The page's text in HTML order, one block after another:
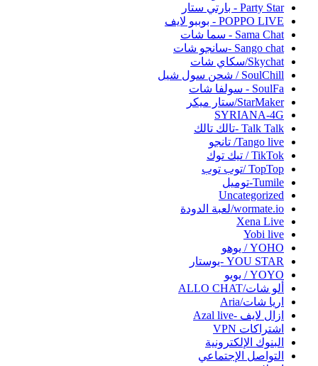
Party Star - بارتي ستار
POPPO LIVE - بوببو لايف
Sama Chat - سما شات
Sango chat -سانجو شات
Skychat/سكاي شات
SoulChill / شحن سول شيل
SoulFa - سولفا شات
StarMaker/ستار ميكر
SYRIANA-4G
Talk Talk -تالك تالك
Tango live/ تانجو
TikTok / تيك توك
TopTop /توب توب
Tumile-توميل
Uncategorized
wormate.io/لعبة الدودة
Xena Live
Yobi live‏
YOHO / يوهو
YOU STAR -يوستار
YOYO / يويو
ألو شات/ALLO CHAT
اريا شات/Aria
ازال لايف -Azal live
اشتراكات VPN
البنوك الإلكترونية
التواصل الإجتماعي